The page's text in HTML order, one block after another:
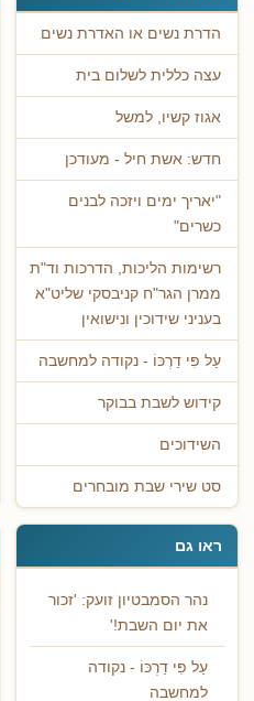
הדרת נשים או האדרת נשים
עצה כללית לשלום בית
אגוז קשיו, למשל
חדש: אשת חיל - מעודכן
"יאריך ימים ויזכה לבנים
כשרים"
רשימות הליכות, הדרכות וד"ת
ממרן הגר"ח קניבסקי שליט"א
בעניני שידוכין ונישואין
עַל פִּי דַרְכּוֹ - נקודה למחשבה
קידוש לשבת בבוקר
השידוכים
סט שירי שבת מובחרים
ראו גם
נהר הסמבטיון זועק: 'זכור
את יום השבת!'
עַל פִּי דַרְכּוֹ - נקודה
למחשבה